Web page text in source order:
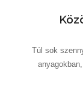
Túl sok